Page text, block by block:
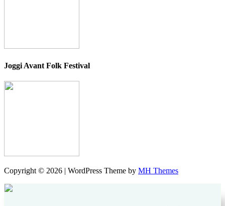
Joggi Avant Folk Festival
Copyright © 2026 | WordPress Theme by MH Themes